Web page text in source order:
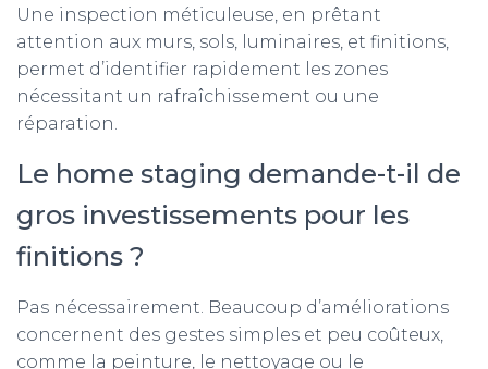
Une inspection méticuleuse, en prêtant
attention aux murs, sols, luminaires, et finitions,
permet d’identifier rapidement les zones
nécessitant un rafraîchissement ou une
réparation.
Le home staging demande-t-il de
gros investissements pour les
finitions ?
Pas nécessairement. Beaucoup d’améliorations
concernent des gestes simples et peu coûteux,
comme la peinture, le nettoyage ou le